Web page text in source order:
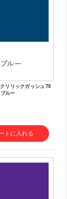
リリックガッシュ70
ルー
トに入れる